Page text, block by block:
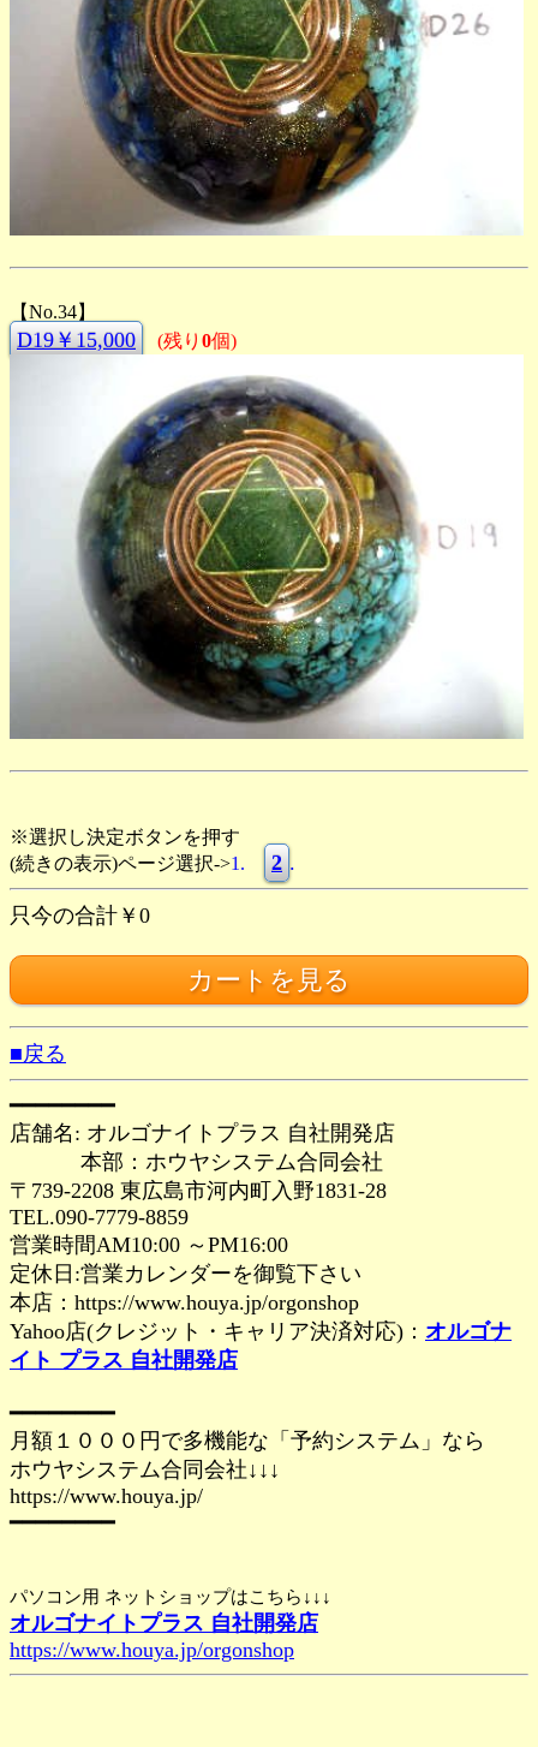
【No.34】
D19￥15,000 (残り 0個)
※選択し決定ボタンを押す
(続きの表示)ページ選択->1. 2 .
只今の合計￥0
■戻る
━━━━━━━━
店舗名: オルゴナイトプラス 自社開発店
本部：ホウヤシステム合同会社
〒739-2208 東広島市河内町入野1831-28
TEL.090-7779-8859
営業時間AM10:00 ～PM16:00
定休日:営業カレンダーを御覧下さい
本店：https://www.houya.jp/orgonshop
Yahoo店(クレジット・キャリア決済対応)： オルゴナ
イト プラス 自社開発店
━━━━━━━━
月額１０００円で多機能な「予約システム」なら
ホウヤシステム合同会社↓↓↓
https://www.houya.jp/
━━━━━━━━
パソコン用 ネットショップはこちら↓↓↓
オルゴナイトプラス 自社開発店
https://www.houya.jp/orgonshop